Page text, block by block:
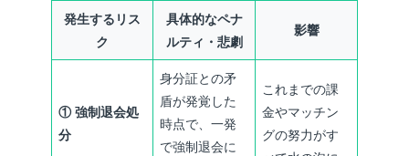
発生するリス
ク
具体的なペナ
ルティ・悲劇
影響
① 強制退会処
分
身分証との矛
盾が発覚した
時点で、一発
で強制退会に
これまでの課
金やマッチン
グの努力がす